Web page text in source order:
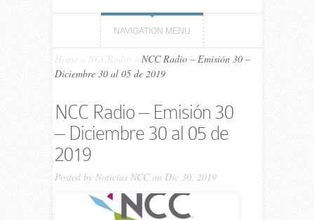
NAVIGATION MENU
Home NCCRadio
NCC Ra­dio – Emi­sión 30 –
Diciembre 30 al 05 de 2019
NCC Ra­dio – Emi­sión 30
– Diciembre 30 al 05 de
2019
Posted by Noticias NCCon Dic 30, 2019